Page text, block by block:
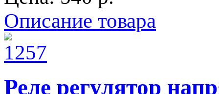
Описание товара
Реле регулятор